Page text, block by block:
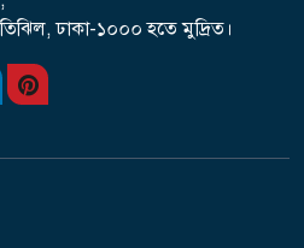
ঢাকা-১০০০ হতে মুদ্রিত।